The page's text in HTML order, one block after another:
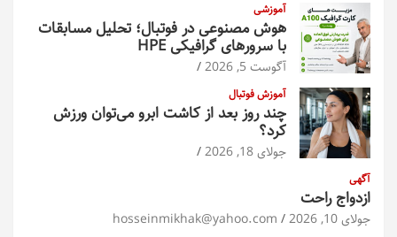
آموزشی
هوش مصنوعی در فوتبال؛ تحلیل مسابقات
با سرورهای گرافیکی HPE
آگوست 5, 2026
آموزش فوتبال
چند روز بعد از کاشت ابرو می‌توان ورزش
کرد؟
جولای 18, 2026
آگهی
ازدواج راحت
جولای 10, 2026 hosseinmikhak@yahoo.com